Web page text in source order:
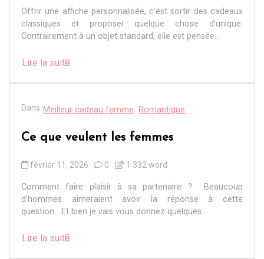
Offrir une affiche personnalisée, c’est sortir des cadeaux
classiques et proposer quelque chose d’unique.
Contrairement à un objet standard, elle est pensée...
Lire la suite
Dans Meilleur cadeau femme Romantique
Ce que veulent les femmes
février 11, 2026 0 1 332 word
Comment faire plaisir à sa partenaire ? Beaucoup
d’hommes aimeraient avoir la réponse à cette
question….Et bien je vais vous donnez quelques...
Lire la suite